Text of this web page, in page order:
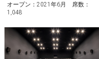
オープン：2021年6月 席数：
1,048